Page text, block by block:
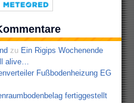
zu Ein Rigips Wochenende
alive…
Fußbodenheizung EG
fertiggestellt